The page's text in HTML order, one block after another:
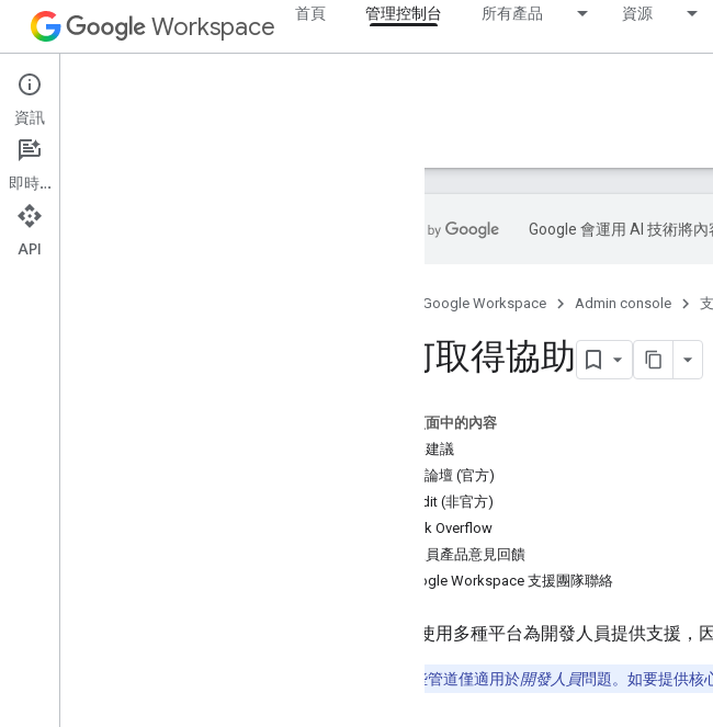
Workspace 首頁 管理控制台 所有產品 資源
Admin console
總覽
Google 會運用 AI 技術將
Google Workspace Admin console
如何取得協助
這個頁面中的內容
問題與建議
社群論壇 (官方)
Reddit (非官方)
Stack Overflow
開發人員產品意見回饋
與 Google Workspace 支援團隊聯絡
我們會使用多種平台為開發人員提供支援，
這些管道僅適用於開發人員問題。如要提供核
資訊
即時通訊
API